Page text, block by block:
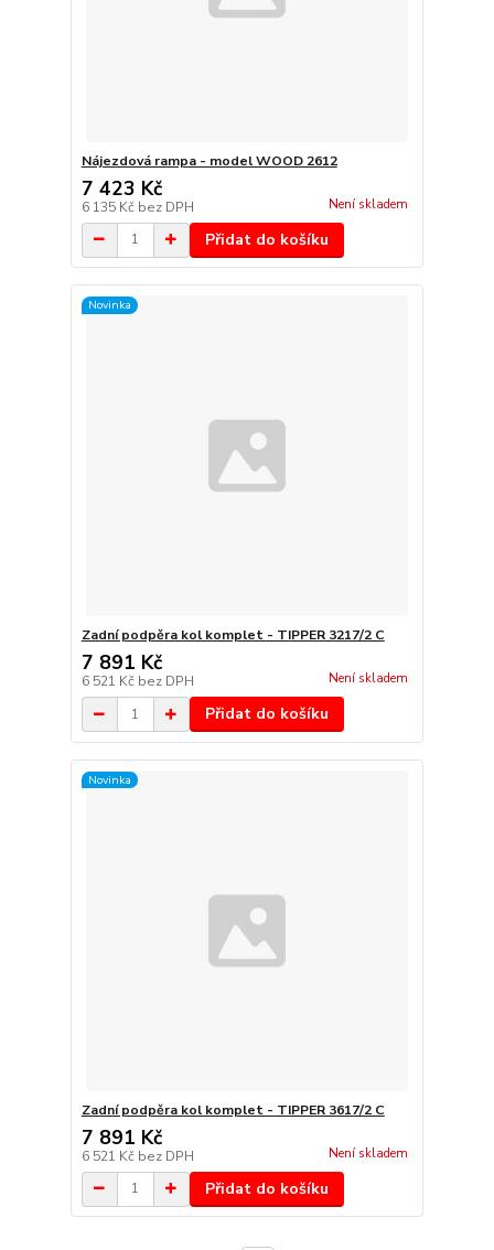
Nájezdová rampa - model WOOD 2612
7 423 Kč
6 135 Kč bez DPH Není skladem
Přidat do košíku
Novinka
Zadní podpěra kol komplet - TIPPER 3217/2 C
7 891 Kč
6 521 Kč bez DPH Není skladem
Přidat do košíku
Novinka
Zadní podpěra kol komplet - TIPPER 3617/2 C
7 891 Kč
6 521 Kč bez DPH Není skladem
Přidat do košíku